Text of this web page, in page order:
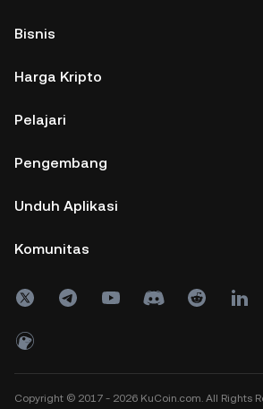
Bisnis
Harga Kripto
Pelajari
Pengembang
Unduh Aplikasi
Komunitas
Copyright © 2017 - 2026 KuCoin.com. All Rights